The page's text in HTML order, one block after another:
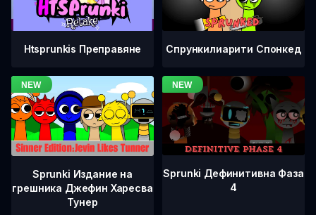
Htsprunkis Преправяне Спрункилиарити Спонкед
Sprunki Издание на
грешника Джефин Харесва
Тунер
Sprunki Дефинитивна Фаза
4